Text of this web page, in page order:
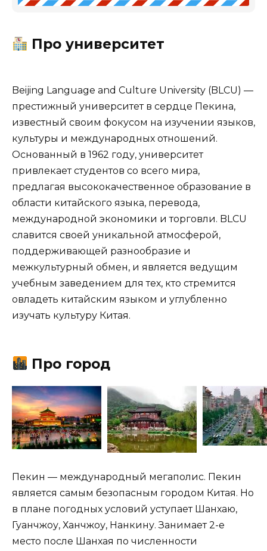
Про университет
Beijing Language and Culture University (BLCU) —
престижный университет в сердце Пекина,
известный своим фокусом на изучении языков,
культуры и международных отношений.
Основанный в 1962 году, университет
привлекает студентов со всего мира,
предлагая высококачественное образование в
области китайского языка, перевода,
международной экономики и торговли. BLCU
славится своей уникальной атмосферой,
поддерживающей разнообразие и
межкультурный обмен, и является ведущим
учебным заведением для тех, кто стремится
овладеть китайским языком и углубленно
изучать культуру Китая.
Про город
Пекин — международный мегаполис. Пекин
является самым безопасным городом Китая. Но
в плане погодных условий уступает Шанхаю,
Гуанчжоу, Ханчжоу, Нанкину. Занимает 2-е
место после Шанхая по численности